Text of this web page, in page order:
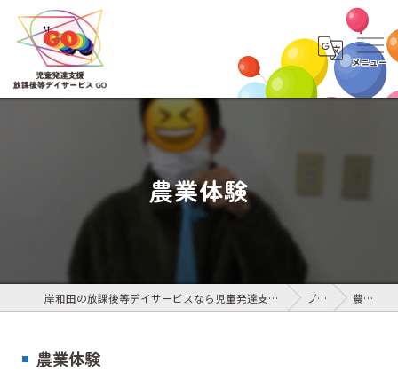
農業体験
岸和田の放課後等デイサービスなら児童発達支援・放課後等デイサービス GO ブログ 農業体験
農業体験